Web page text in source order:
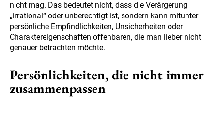
nicht mag. Das bedeutet nicht, dass die Verärgerung
„irrational“ oder unberechtigt ist, sondern kann mitunter
persönliche Empfindlichkeiten, Unsicherheiten oder
Charaktereigenschaften offenbaren, die man lieber nicht
genauer betrachten möchte.
Persönlichkeiten, die nicht immer
zusammenpassen